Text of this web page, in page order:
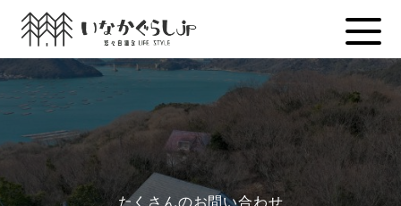
Skip
content
たくさんのお問い合わせ